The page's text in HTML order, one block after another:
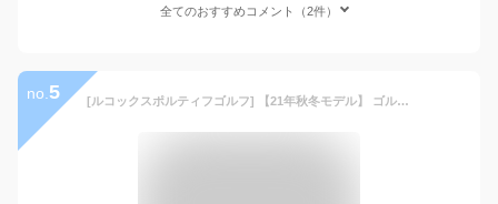
全てのおすすめコメント（2件）
no. 5 [ルコックスポルティフゴルフ] 【21年秋冬モデル】 ゴルフ 長袖シャツ 【RIJOUME】 ポロシャツ 保温 UV(UPF15) ストレッチ ECO QGMSJB25 メンズ BK00(ブラック) M